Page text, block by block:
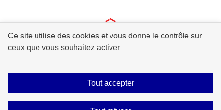
Ce site utilise des cookies et vous donne le contrôle sur
ceux que vous souhaitez activer
Tout accepter
Plan du site Accessibilité : partiellement conforme Mentions légales